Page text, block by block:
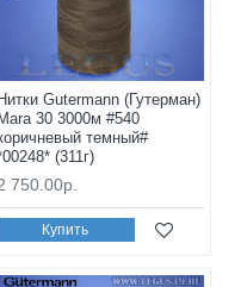
Gutermann (Гутерман)
30 3000м #540
темный#
(311г)
750.00р.
Купить